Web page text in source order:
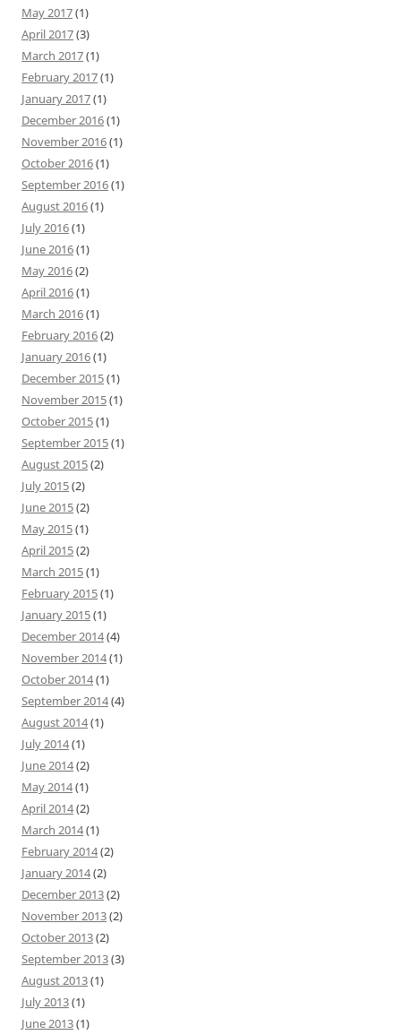
May 2017(1)
April 2017(3)
March 2017(1)
February 2017(1)
January 2017(1)
December 2016(1)
November 2016(1)
October 2016(1)
September 2016(1)
August 2016(1)
July 2016(1)
June 2016(1)
May 2016(2)
April 2016(1)
March 2016(1)
February 2016(2)
January 2016(1)
December 2015(1)
November 2015(1)
October 2015(1)
September 2015(1)
August 2015(2)
July 2015(2)
June 2015(2)
May 2015(1)
April 2015(2)
March 2015(1)
February 2015(1)
January 2015(1)
December 2014(4)
November 2014(1)
October 2014(1)
September 2014(4)
August 2014(1)
July 2014(1)
June 2014(2)
May 2014(1)
April 2014(2)
March 2014(1)
February 2014(2)
January 2014(2)
December 2013(2)
November 2013(2)
October 2013(2)
September 2013(3)
August 2013(1)
July 2013(1)
June 2013(1)